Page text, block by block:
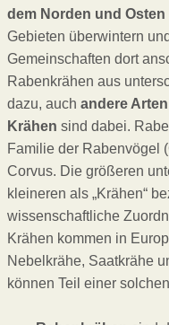
dem Norden und Osten
Gebieten überwintern
Gemeinschaften dort
Rabenkrähen aus
dazu, auch andere
Krähen sind dabei.
Familie der Rabenvögel
Corvus. Die größeren
kleineren als „Krähen“
wissenschaftliche
Krähen kommen in
Nebelkrähe, Saatkrähe
können Teil einer